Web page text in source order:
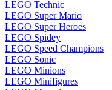
LEGO Technic
LEGO Super Mario
LEGO Super Heroes
LEGO Spidey
LEGO Speed Champions
LEGO Sonic
LEGO Minions
LEGO Minifigures